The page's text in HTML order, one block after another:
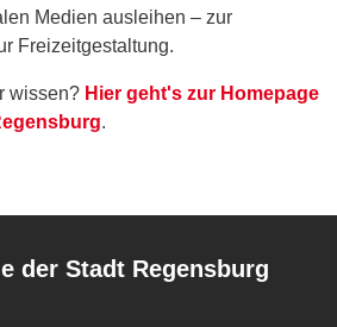
Medien ausleihen – zur
Freizeitgestaltung.
wissen? Hier geht's zur Homepage
.
der Stadt Regensburg